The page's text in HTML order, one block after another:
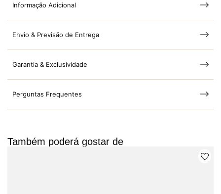
Informação Adicional
Envio & Previsão de Entrega
Garantia & Exclusividade
Perguntas Frequentes
Também poderá gostar de